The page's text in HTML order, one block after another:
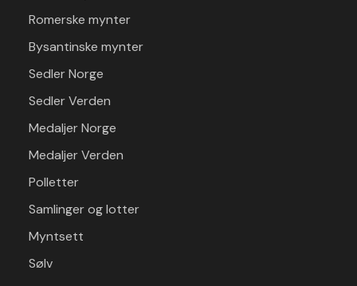
Romerske mynter
Bysantinske mynter
Sedler Norge
Sedler Verden
Medaljer Norge
Medaljer Verden
Polletter
Samlinger og lotter
Myntsett
Sølv